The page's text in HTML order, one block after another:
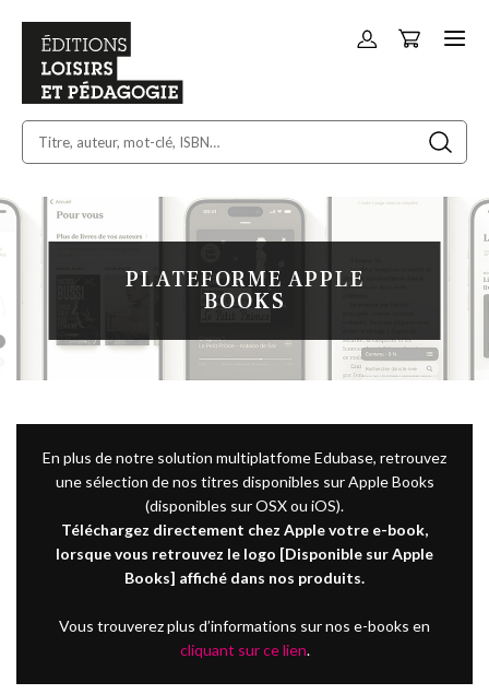
Allez
Panier
PLATEFORME APPLE
BOOKS
En plus de notre solution multiplatfome Edubase, retrouvez
une sélection de nos titres disponibles sur Apple Books
(disponibles sur OSX ou iOS).
Téléchargez directement chez Apple votre e-book,
lorsque vous retrouvez le logo [Disponible sur Apple
Books] affiché dans nos produits.
Vous trouverez plus d’informations sur nos e-books en
cliquant sur ce lien.